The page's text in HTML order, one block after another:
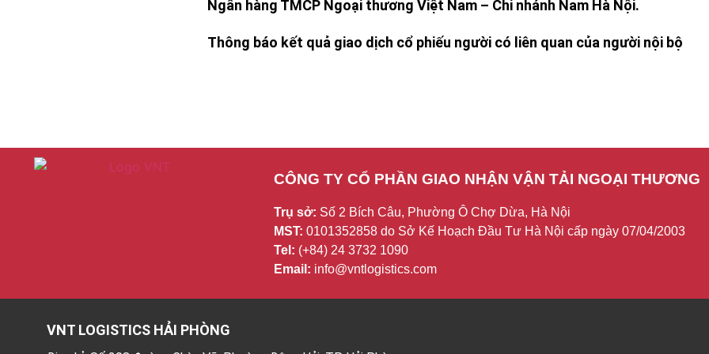
Ngân hàng TMCP Ngoại thương Việt Nam – Chi nhánh Nam Hà Nội.
Thông báo kết quả giao dịch cổ phiếu người có liên quan của người nội bộ
CÔNG TY CỔ PHẦN GIAO NHẬN VẬN TẢI NGOẠI THƯƠNG
Trụ sở: Số 2 Bích Câu, Phường Ô Chợ Dừa, Hà Nội
MST: 0101352858 do Sở Kế Hoạch Đầu Tư Hà Nội cấp ngày 07/04/2003
Tel: (+84) 24 3732 1090
Email: info@vntlogistics.com
VNT LOGISTICS HẢI PHÒNG